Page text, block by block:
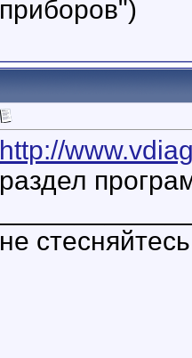
приборов")
http://
раздел
не